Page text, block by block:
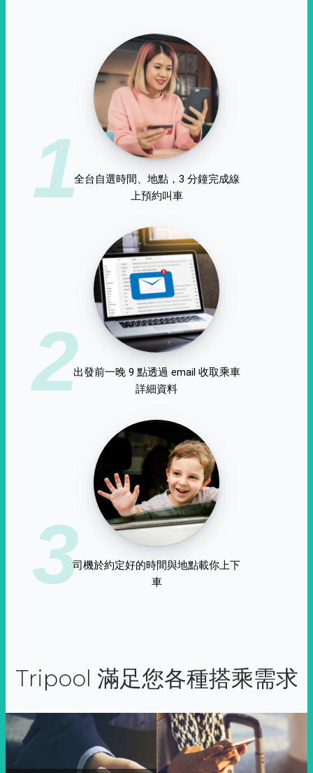
1全台自選時間、地點，3 分鐘完成線
上預約叫車
2出發前一晚 9 點透過 email 收取乘車
詳細資料
3司機於約定好的時間與地點載你上下
車
Tripool 滿足您各種搭乘需求